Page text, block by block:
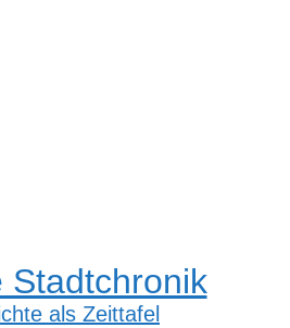
Stadtchronik
als Zeittafel